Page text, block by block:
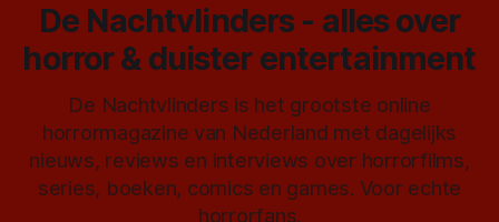
De Nachtvlinders - alles over
horror & duister entertainment
De Nachtvlinders is het grootste online
horrormagazine van Nederland met dagelijks
nieuws, reviews en interviews over horrorfilms,
series, boeken, comics en games. Voor echte
horrorfans.